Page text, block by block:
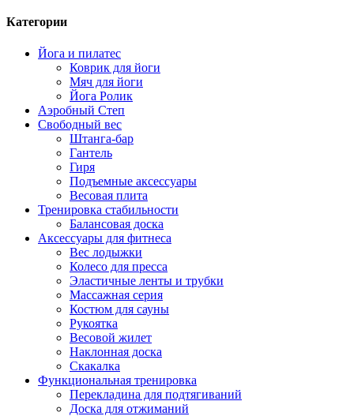
Категории
Йога и пилатес
Коврик для йоги
Мяч для йоги
Йога Ролик
Аэробный Степ
Свободный вес
Штанга-бар
Гантель
Гиря
Подъемные аксессуары
Весовая плита
Тренировка стабильности
Балансовая доска
Аксессуары для фитнеса
Вес лодыжки
Колесо для пресса
Эластичные ленты и трубки
Массажная серия
Костюм для сауны
Рукоятка
Весовой жилет
Наклонная доска
Скакалка
Функциональная тренировка
Перекладина для подтягиваний
Доска для отжиманий